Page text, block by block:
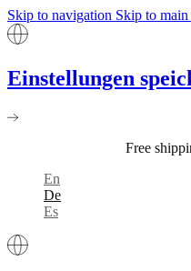
Skip to navigation Skip to
Einstellungen
Free
En
De
Es